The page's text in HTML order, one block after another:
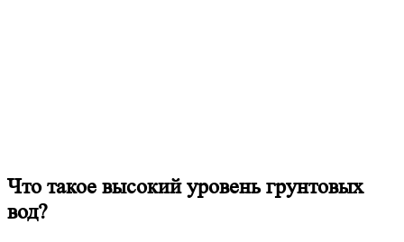
Что такое высокий уровень грунтовых
вод?